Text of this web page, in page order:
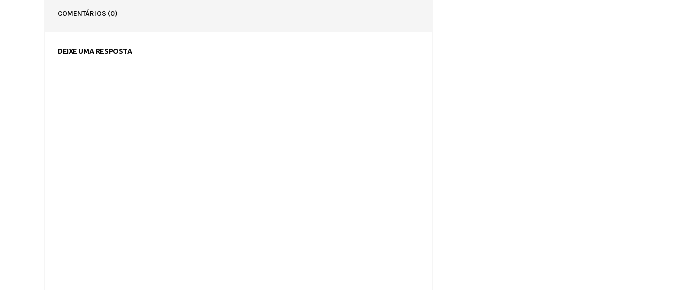
COMENTÁRIOS (0)
DEIXE UMA RESPOSTA